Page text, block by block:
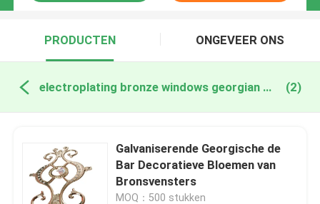
PRODUCTEN ONGEVEER ONS
electroplating bronze windows georgian bar online fabricage (2)
Galvaniserende Georgische de
Bar Decoratieve Bloemen van
Bronsvensters
MOQ：500 stukken